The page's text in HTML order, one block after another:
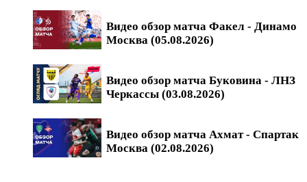
Видео обзор матча Факел - Динамо
Москва (05.08.2026)
Видео обзор матча Буковина - ЛНЗ
Черкассы (03.08.2026)
Видео обзор матча Ахмат - Спартак
Москва (02.08.2026)